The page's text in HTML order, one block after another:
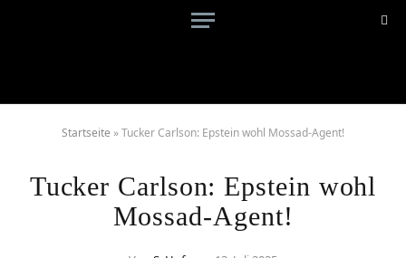
Startseite »Tucker Carlson: Epstein wohl Mossad-Agent!
Tucker Carlson: Epstein wohl
Mossad-Agent!